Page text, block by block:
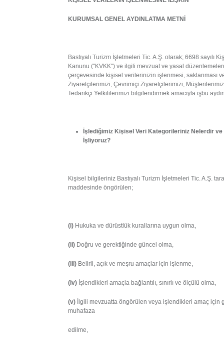
KURUMSAL GENEL AYDINLATMA METNİ
Bastıyalı Turizm İşletmeleri Tic. A.Ş. olarak; 6698 sayılı
Kanunu ("KVKK") ve ilgili mevzuat ve yasal
çerçevesinde kişisel verilerinizin işlenmesi, saklanması
Ziyaretçilerimizi, Çevrimiçi Ziyaretçilerimizi,
Tedarikçi Yetkililerimizi bilgilendirmek amacıyla işbu
İşlediğimiz Kişisel Veri Kategorileriniz Nelerdir
İşliyoruz?
Kişisel bilgileriniz Bastıyalı Turizm İşletmeleri Tic. A.Ş.
maddesinde öngörülen;
(i) Hukuka ve dürüstlük kurallarına uygun olma,
(ii) Doğru ve gerektiğinde güncel olma,
(iii) Belirli, açık ve meşru amaçlar için işlenme,
(iv) İşlendikleri amaçla bağlantılı, sınırlı ve ölçülü olma,
(v) İlgili mevzuatta öngörülen veya işlendikleri amaç için
muhafaza
edilme,